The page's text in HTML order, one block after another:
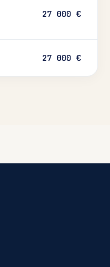
27 000 €
27 000 €